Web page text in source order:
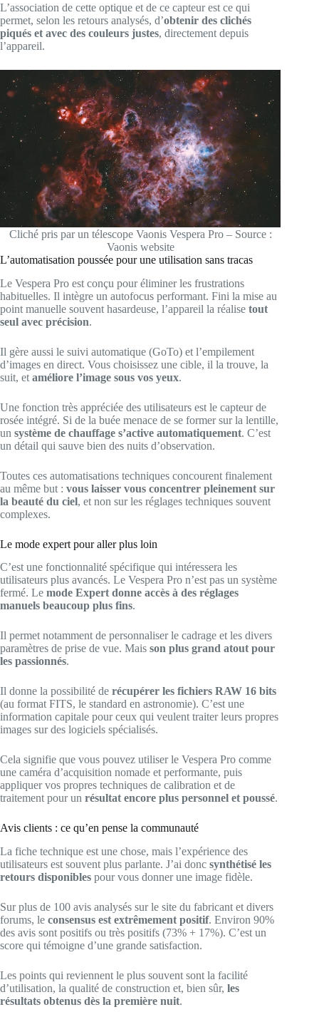
L’association de cette optique et de ce capteur est ce qui
permet, selon les retours analysés, d’obtenir des clichés
piqués et avec des couleurs justes, directement depuis
l’appareil.
Cliché pris par un télescope Vaonis Vespera Pro – Source :
Vaonis website
L’automatisation poussée pour une utilisation sans tracas
Le Vespera Pro est conçu pour éliminer les frustrations
habituelles. Il intègre un autofocus performant. Fini la mise au
point manuelle souvent hasardeuse, l’appareil la réalise tout
seul avec précision.
Il gère aussi le suivi automatique (GoTo) et l’empilement
d’images en direct. Vous choisissez une cible, il la trouve, la
suit, et améliore l’image sous vos yeux.
Une fonction très appréciée des utilisateurs est le capteur de
rosée intégré. Si de la buée menace de se former sur la lentille,
un système de chauffage s’active automatiquement. C’est
un détail qui sauve bien des nuits d’observation.
Toutes ces automatisations techniques concourent finalement
au même but : vous laisser vous concentrer pleinement sur
la beauté du ciel, et non sur les réglages techniques souvent
complexes.
Le mode expert pour aller plus loin
C’est une fonctionnalité spécifique qui intéressera les
utilisateurs plus avancés. Le Vespera Pro n’est pas un système
fermé. Le mode Expert donne accès à des réglages
manuels beaucoup plus fins.
Il permet notamment de personnaliser le cadrage et les divers
paramètres de prise de vue. Mais son plus grand atout pour
les passionnés.
Il donne la possibilité de récupérer les fichiers RAW 16 bits
(au format FITS, le standard en astronomie). C’est une
information capitale pour ceux qui veulent traiter leurs propres
images sur des logiciels spécialisés.
Cela signifie que vous pouvez utiliser le Vespera Pro comme
une caméra d’acquisition nomade et performante, puis
appliquer vos propres techniques de calibration et de
traitement pour un résultat encore plus personnel et poussé.
Avis clients : ce qu’en pense la communauté
La fiche technique est une chose, mais l’expérience des
utilisateurs est souvent plus parlante. J’ai donc synthétisé les
retours disponibles pour vous donner une image fidèle.
Sur plus de 100 avis analysés sur le site du fabricant et divers
forums, le consensus est extrêmement positif. Environ 90%
des avis sont positifs ou très positifs (73% + 17%). C’est un
score qui témoigne d’une grande satisfaction.
Les points qui reviennent le plus souvent sont la facilité
d’utilisation, la qualité de construction et, bien sûr, les
résultats obtenus dès la première nuit.